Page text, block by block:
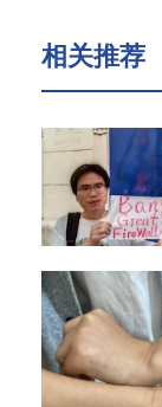
相关推荐